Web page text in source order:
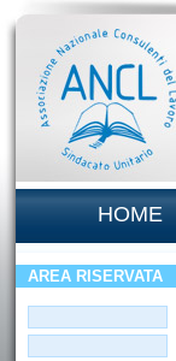
HOME
AREA RISERVATA